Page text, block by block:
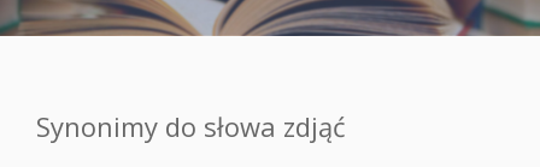
Synonimy do słowa zdjąć